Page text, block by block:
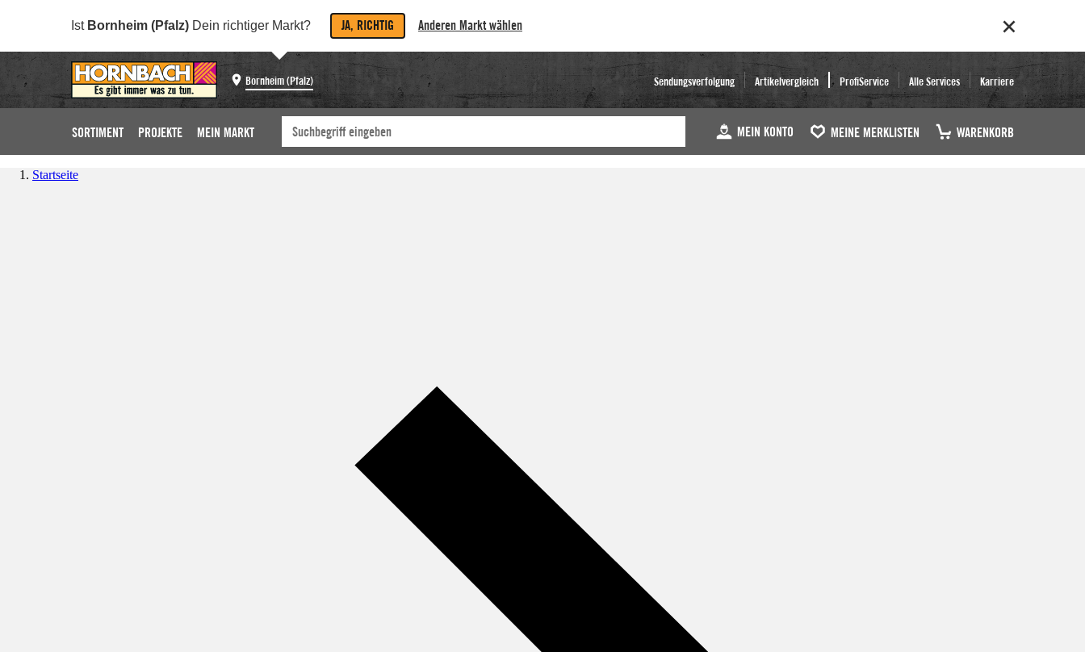
Ist Bornheim (Pfalz) Dein richtiger Markt? JA, RICHTIG Anderen Markt wählen
Bornheim (Pfalz) Sendungsverfolgung Artikelvergleich ProfiService Alle Services Karriere
SORTIMENT PROJEKTE MEIN MARKT MEIN KONTO MEINE MERKLISTEN WARENKORB
Startseite